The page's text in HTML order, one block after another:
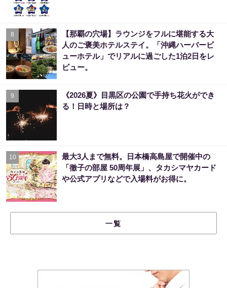
8
【那覇の穴場】ラウンジをフルに堪能する大
人のご褒美ホテルステイ。「沖縄ハーバービ
ューホテル」でリアルに過ごした1泊2日をレ
ビュー。
9
《2026夏》目黒区の公園で手持ち花火ができ
る！日時と場所は？
10
最大3人まで無料。日本橋高島屋で開催中の
「徹子の部屋 50周年展」、タカシマヤカード
や公式アプリなどで入場料がお得に。
一覧